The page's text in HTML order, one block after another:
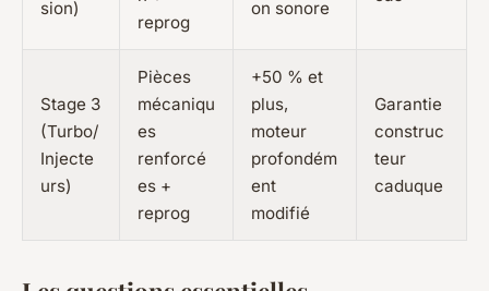
sion)
reprog
on sonore
Stage 3
(Turbo/
Injecte
urs)
Pièces
mécaniqu
es
renforcé
es +
reprog
+50 % et
plus,
moteur
profondém
ent
modifié
Garantie
construc
teur
caduque